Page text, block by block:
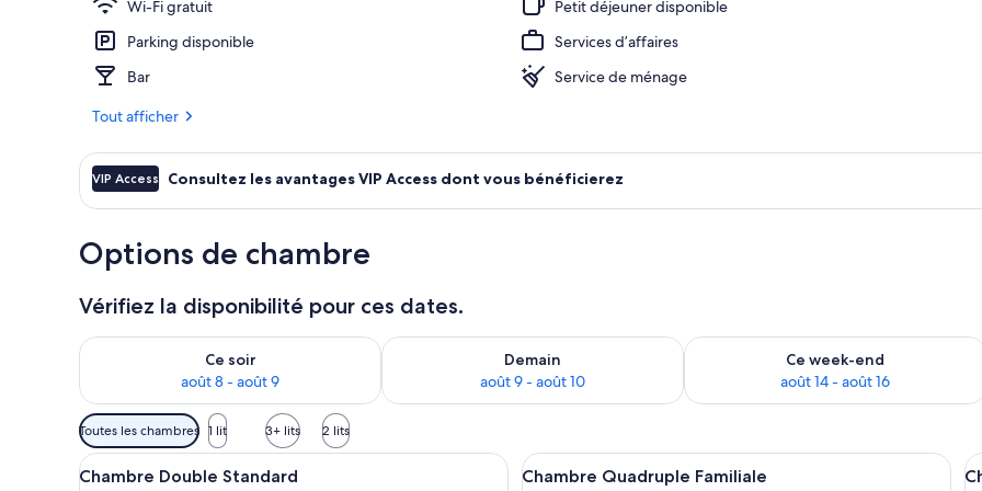
Wi-Fi gratuit
Petit déjeuner disponible
Parking disponible
Services d’affaires
Bar
Service de ménage
Tout afficher
VIP Access Consultez les avantages VIP Access dont vous bénéficierez
Options de chambre
Vérifiez la disponibilité pour ces dates.
Ce soir
août 8 - août 9
Vérifier la disponibilité pour ce soir août 8 - août 9
Demain
août 9 - août 10
Vérifier la disponibilité pour demain août 9 - août 10
Ce week-end
août 14 - août 16
Vérifier la disponibilité pour ce week-
Filtres
disponibles
pour
Toutes les chambres 1 lit 3+ lits 2 lits
Afficher
Une chambre d’hôtel avec un lit, deux oreillers blancs et deux photographies en noir et blanc encadrées
8
Chambre Double Standard
Afficher
Une chambre d’hôtel avec des lits
10
Chambre Quadruple Familiale